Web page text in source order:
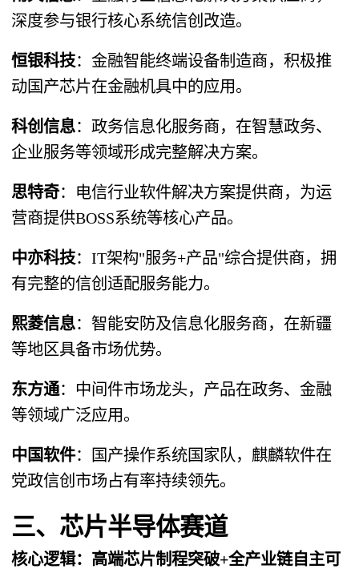
深度参与银行核心系统信创改造。
恒银科技​：金融智能终端设备制造商，积极推
动国产芯片在金融机具中的应用。
科创信息​：政务信息化服务商，在智慧政务、
企业服务等领域形成完整解决方案。
思特奇​：电信行业软件解决方案提供商，为运
营商提供BOSS系统等核心产品。
中亦科技​：IT架构"服务+产品"综合提供商，拥
有完整的信创适配服务能力。
熙菱信息​：智能安防及信息化服务商，在新疆
等地区具备市场优势。
东方通​：中间件市场龙头，产品在政务、金融
等领域广泛应用。
中国软件​：国产操作系统国家队，麒麟软件在
党政信创市场占有率持续领先。
三、芯片半导体赛道
核心逻辑​：高端芯片制程突破+全产业链自主可